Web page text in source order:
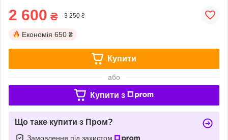
2 600 ₴ 3 250 ₴
Економія 650 ₴
Купити
або
Купити з
Що таке купити з Пром?
Замовлення під захистом